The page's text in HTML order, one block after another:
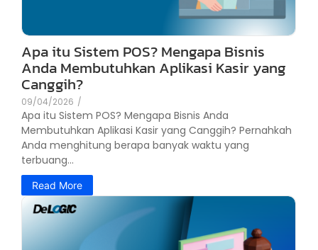
Apa itu Sistem POS? Mengapa Bisnis
Anda Membutuhkan Aplikasi Kasir yang
Canggih?
09/04/2026 /
Apa itu Sistem POS? Mengapa Bisnis Anda
Membutuhkan Aplikasi Kasir yang Canggih? Pernahkah
Anda menghitung berapa banyak waktu yang
terbuang...
Read More